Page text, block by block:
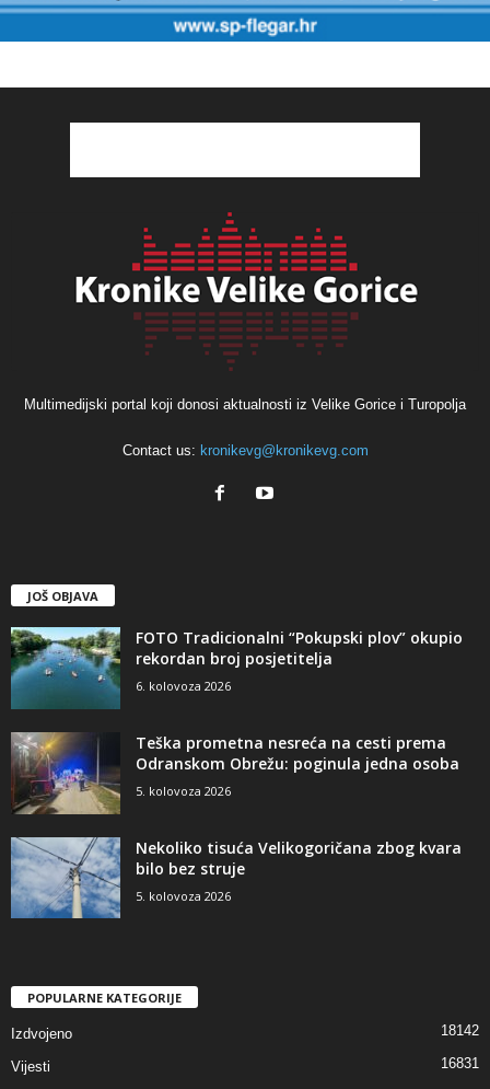
Multimedijski portal koji donosi aktualnosti iz Velike Gorice i Turopolja
Contact us: kronikevg@kronikevg.com
JOŠ OBJAVA
FOTO Tradicionalni “Pokupski plov” okupio
rekordan broj posjetitelja
6. kolovoza 2026
Teška prometna nesreća na cesti prema
Odranskom Obrežu: poginula jedna osoba
5. kolovoza 2026
Nekoliko tisuća Velikogoričana zbog kvara
bilo bez struje
5. kolovoza 2026
POPULARNE KATEGORIJE
Izdvojeno 18142
Vijesti
16831